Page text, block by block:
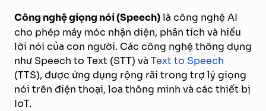
Công nghệ giọng nói (Speech)là công nghệ AI
cho phép máy móc nhận diện, phân tích và hiểu
lời nói của con người. Các công nghệ thông dụng
như Speech to Text (STT) và Text to Speech
(TTS), được ứng dụng rộng rãi trong trợ lý giọng
nói trên điện thoại, loa thông minh và các thiết bị
IoT.